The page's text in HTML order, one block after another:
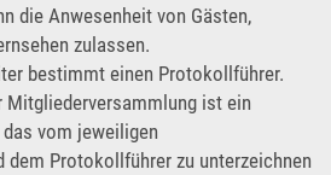
die Anwesenheit von Gästen,
zulassen.
bestimmt einen Protokollführer.
Mitgliederversammlung ist ein
vom jeweiligen
dem Protokollführer zu unterzeichnen